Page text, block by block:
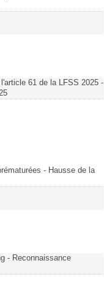
61 de la LFSS 2025 -
- Hausse de la
- Reconnaissance